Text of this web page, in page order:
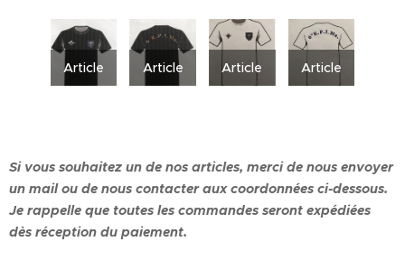
Article Article Article Article
Si vous souhaitez un de nos articles, merci de nous envoyer
un mail ou de nous contacter aux coordonnées ci-dessous.
Je rappelle que toutes les commandes seront expédiées
dès réception du paiement.